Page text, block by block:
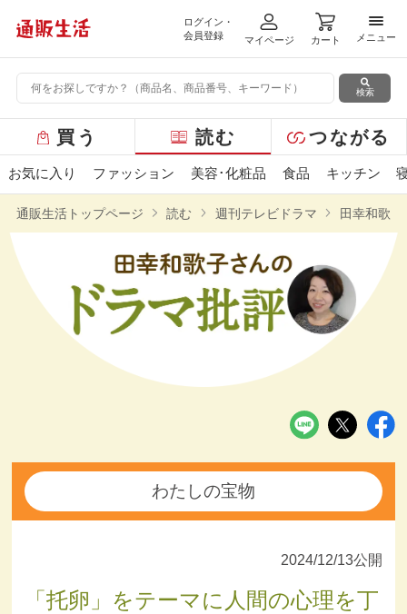
ログイン・
会員登録
マイページ カート
メニ
メニュー
検索
ー
バ
ニ
買う 読む つながる
お気に入り ファッション 美容･化粧品 食品 キッチン
通販生活トップページ 読む 週刊テレビドラマ 田幸和歌
わたしの宝物
2024/12/13公開
「托卵」をテーマに人間の心理を丁